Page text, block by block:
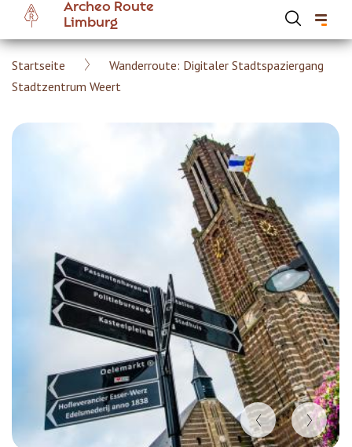
main
content
Archeo Route
Limburg
Breadcrumb
Startseite
Wanderroute: Digitaler Stadtspaziergang
Stadtzentrum Weert